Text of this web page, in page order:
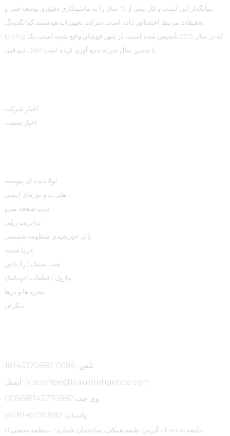
بنیانگذار این کسب و کار بیش از 15 سال را به ماشینکاری دقیق و توسعه فنی و
تحقیقات مرتبط اختصاص داده است. شرکت تجهیزات هوشمند گوانگدونگ
LvXing که در سال 2015 تأسیس شده است، در شهر فوشان واقع شده است، یک
اخبار شرکت
اخبار صنعت
لولا دنده ای پیوسته
هلی پد و تورهای ایمنی
درب صفحه مترو
ترانزیت ریلی
پانل خورشیدی منظومه شمسی
خرپا صحنه
هیت سینک / رادیاتور
ماژول / قطعات اتوماتیک
پنجره ها و درها
دیگران
تلفن: 0086 18145770882
ایمیل: lxjasonlee@lxaluintelligence.com
وی چت:008618145770882
واتساپ: 86 18145770882
آدرس: طبقه همکف، ساختمان شماره 1، منطقه صنعتی 8 Zhanqi، جامعه